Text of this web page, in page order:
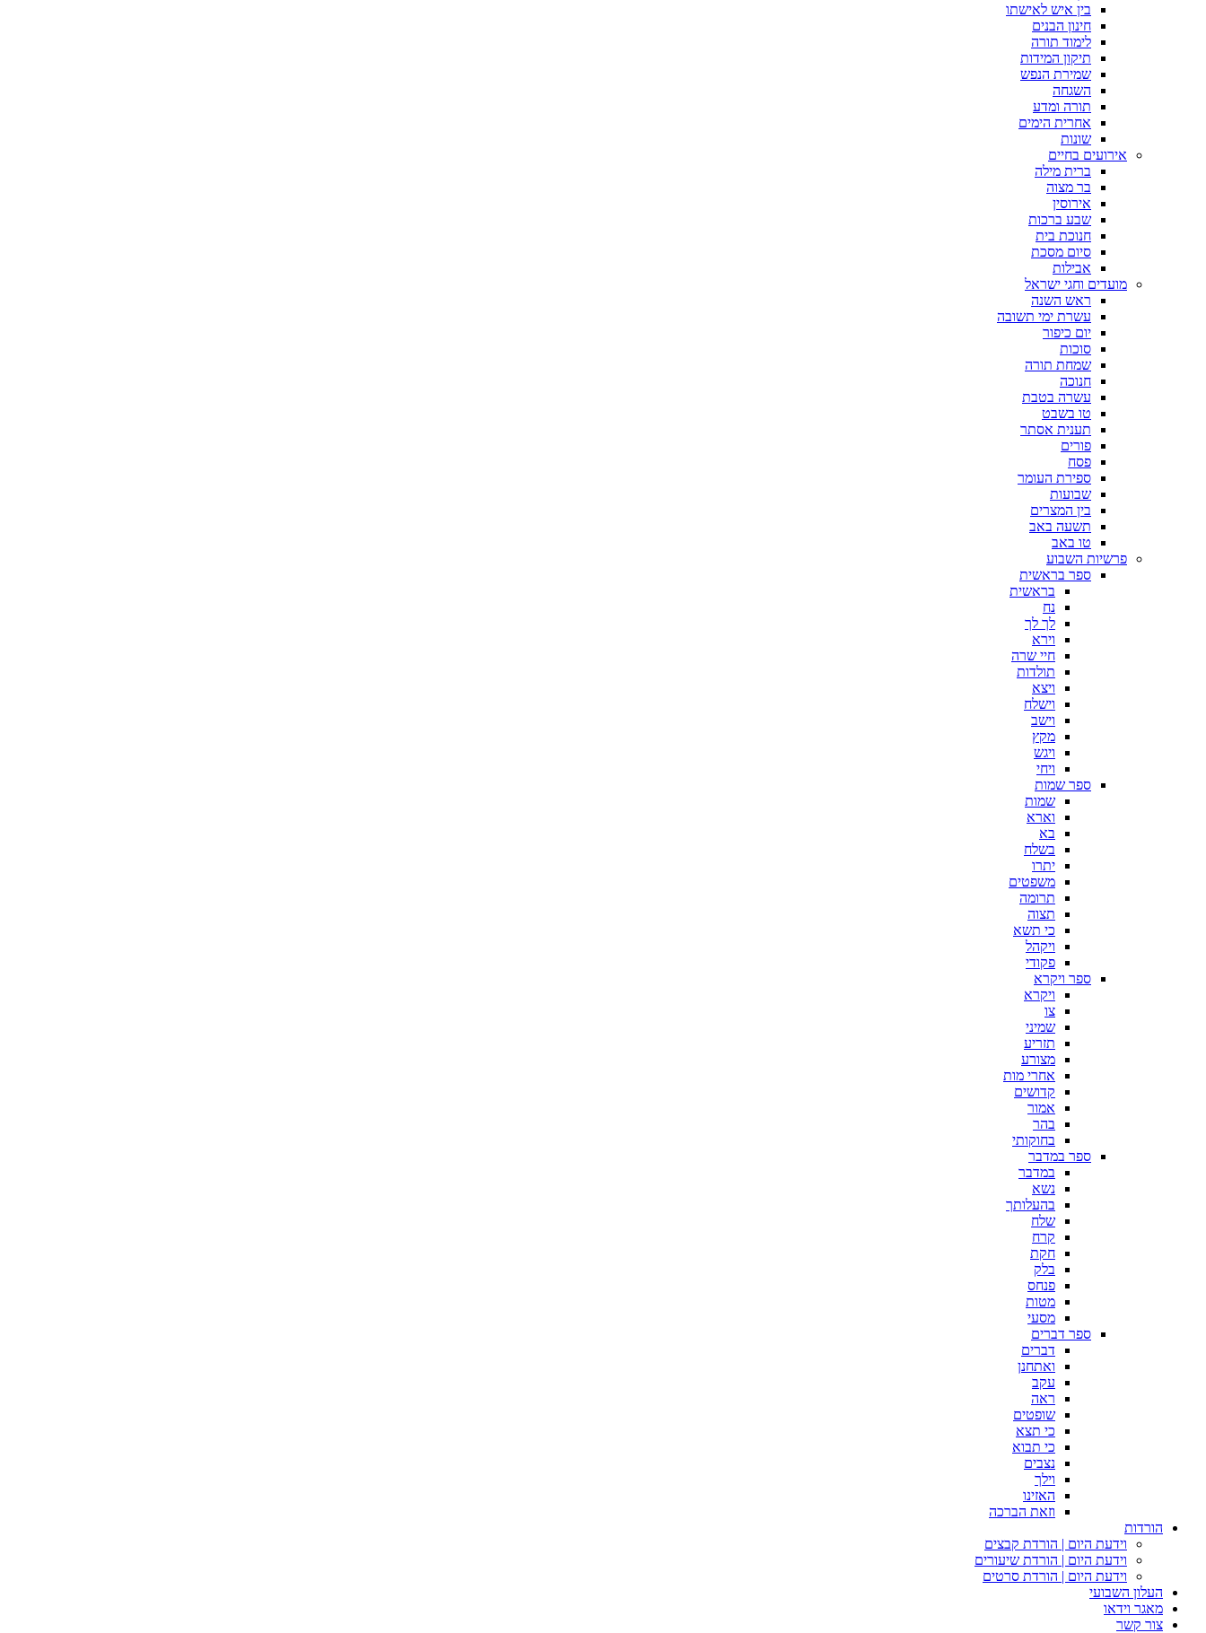
בין איש לאישתו
חינון הבנים
לימוד תורה
תיקון המידות
שמירת הנפש
השגחה
תורה ומדע
אחרית הימים
שונות
אירועים בחיים
ברית מילה
בר מצוה
אירוסין
שבע ברכות
חנוכת בית
סיום מסכת
אבילות
מועדים וחגי ישראל
ראש השנה
עשרת ימי תשובה
יום כיפור
סוכות
שמחת תורה
חנוכה
עשרה בטבת
טו בשבט
תענית אסתר
פורים
פסח
ספירת העומר
שבועות
בין המצרים
תשעה באב
טו באב
פרשיות השבוע
ספר בראשית
בראשית
נח
לך לך
וירא
חיי שרה
תולדות
ויצא
וישלח
וישב
מקץ
ויגש
ויחי
ספר שמות
שמות
וארא
בא
בשלח
יתרו
משפטים
תרומה
תצוה
כי תשא
ויקהל
פקודי
ספר ויקרא
ויקרא
צו
שמיני
תזריע
מצורע
אחרי מות
קדושים
אמור
בהר
בחוקותי
ספר במדבר
במדבר
נשא
בהעלותך
שלח
קרח
חקת
בלק
פנחס
מטות
מסעי
ספר דברים
דברים
ואתחנן
עקב
ראה
שופטים
כי תצא
כי תבוא
נצבים
וילך
האזינו
וזאת הברכה
הורדות
וידעת היום | הורדת קבצים
וידעת היום | הורדת שיעורים
וידעת היום | הורדת סרטים
העלון השבועי
מאגר וידאו
צור קשר